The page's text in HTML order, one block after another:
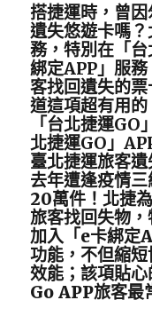
搭捷運時，曾
遺失悠遊卡嗎？
務，特別在「
綁定APP」服
客找回遺失的
道這項超有用
「台北捷運
北捷運GO」
臺北捷運旅客
去年遭逢疫情
20萬件！北捷
旅客找回失物
加入「e卡綁定
功能，不但縮
效能；該項貼
Go APP旅客最